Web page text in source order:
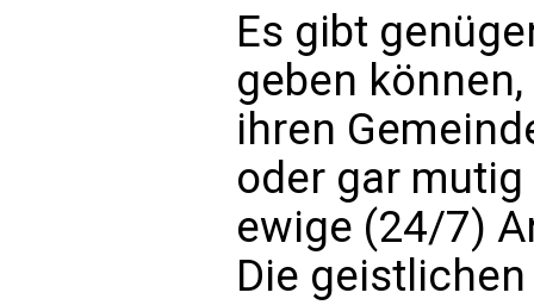
Es gibt
geben
ihren
oder gar
ewige (24/7)
Die